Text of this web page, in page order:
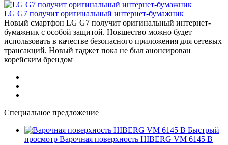
LG G7 получит оригинальный интернет-бумажник
Новый смартфон LG G7 получит оригинальный интернет-
бумажник с особой защитой. Новшество можно будет
использовать в качестве безопасного приложения для сетевых
трансакций. Новый гаджет пока не был анонсирован
корейским брендом
Специальное предложение
Быстрый
просмотр Варочная поверхность HIBERG VM 6145 B